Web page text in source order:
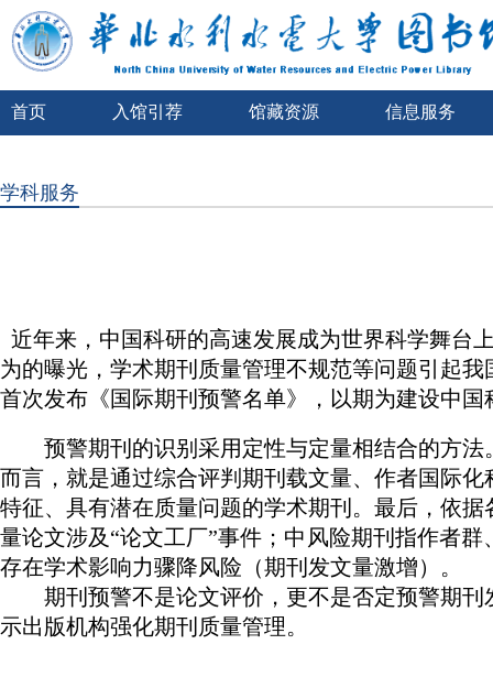
首页 入馆引荐 馆藏资源 信息服务
学科服务
近年来，中国科研的高速发展成为世界科学舞台
为的曝光，学术期刊质量管理不规范等问题引起
首次发布《国际期刊预警名单》，以期为建设中
预警期刊的识别采用定性与定量相结合的方
而言，就是通过综合评判期刊载文量、作者国际
特征、具有潜在质量问题的学术期刊。最后，依
量论文涉及 “论文工厂”事件；中风险期刊指作者
存在学术影响力骤降风险（期刊发文量激增）。
期刊预警不是论文评价，更不是否定预警期
示出版机构强化期刊质量管理。